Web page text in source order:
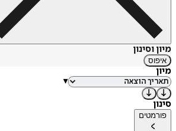
מיון וסינון
איפוס
מיון
▾
סינון
פורמטים